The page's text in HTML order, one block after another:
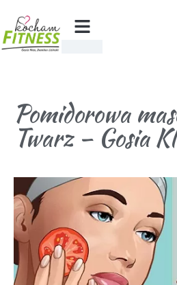
Pomidorowa
Twarz – Gosia